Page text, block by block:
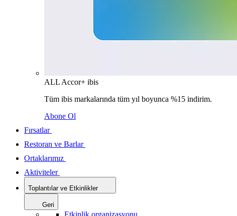
ALL Accor+ ibis
Tüm ibis markalarında tüm yıl boyunca %15 indirim.
Abone Ol
Fırsatlar
Restoran ve Barlar
Ortaklarımız
Aktiviteler
Toplantılar ve Etkinlikler
Geri
Etkinlik organizasyonu